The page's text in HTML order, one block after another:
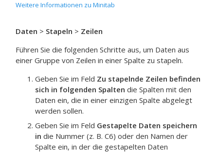
Weitere Informationen zu Minitab
Daten > Stapeln > Zeilen
Führen Sie die folgenden Schritte aus, um Daten aus
einer Gruppe von Zeilen in einer Spalte zu stapeln.
Geben Sie im Feld Zu stapelnde Zeilen befinden
sich in folgenden Spalten die Spalten mit den
Daten ein, die in einer einzigen Spalte abgelegt
werden sollen.
Geben Sie im Feld Gestapelte Daten speichern
in die Nummer (z. B. C6) oder den Namen der
Spalte ein, in der die gestapelten Daten